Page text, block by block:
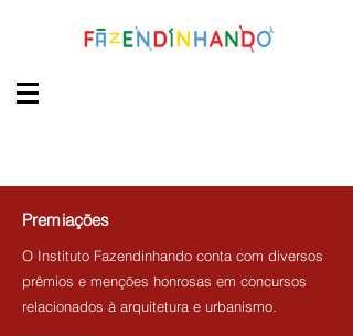
Premiações
O Instituto Fazendinhando conta com diversos
prêmios e menções honrosas em concursos
relacionados à arquitetura e urbanismo.